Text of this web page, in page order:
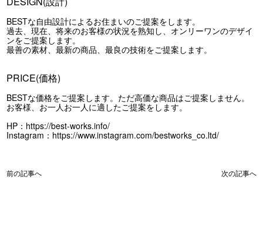
BESTな自由設計によるお住まいのご提案をします。
過去、現在、将来のお客様の状況を熟知し、オンリーワンのデザイ
ンをご提案します。
最善の素材、最新の商品、最良の技術をご提案します。
PRICE(価格)
BESTな価格をご提案します。ただ高価な商品はご提案しません。
お客様、お一人お一人に適したご提案をします。
HP： https://best-works.info/
Instagram： https://www.instagram.com/bestworks_co.ltd/
前の記事へ 次の記事へ